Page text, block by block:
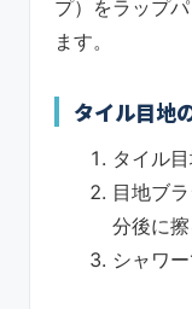
プ）をラップ
ます。
タイル目地
タイル
目地ブ
分後に擦
シャワ